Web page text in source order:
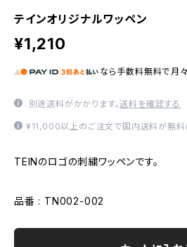
テインオリジナルワッペン
¥1,210
なら 手数料無料で 月々
別途送料がかかります。送料を確認する
¥11,000以上のご注文で国内送料が無料
TEINのロゴの刺繍ワッペンです。
品番 : TN002-002